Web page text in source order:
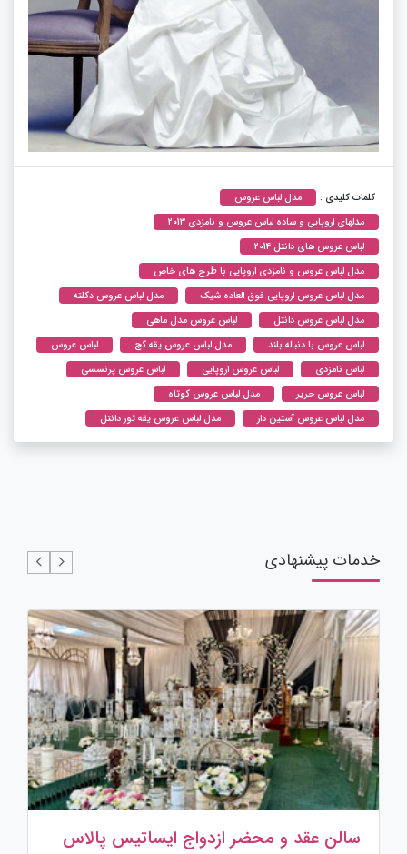
کلمات کلیدی :
مدل لباس عروس
مدلهای اروپایی و ساده لباس عروس و نامزدی 2013
لباس عروس های دانتل 2014
مدل لباس عروس و نامزدی اروپایی با طرح های خاص
مدل لباس عروس اروپایی فوق العاده شیک
مدل لباس عروس دکلته
مدل لباس عروس دانتل
لباس عروس مدل ماهی
لباس عروس با دنباله بلند
مدل لباس عروس یقه کج
لباس عروس
لباس نامزدی
لباس عروس اروپایی
لباس عروس پرنسسی
لباس عروس حریر
مدل لباس عروس کوتاه
مدل لباس عروس آستین دار
مدل لباس عروس یقه تور دانتل
خدمات پیشنهادی
سالن عقد و محضر ازدواج ایساتیس پالاس